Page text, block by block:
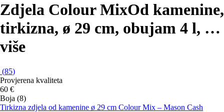
Zdjela Colour MixOd kamenine,
tirkizna, ø 29 cm, obujam 4 l, …
više
(85)
Provjerena kvaliteta
60 €
Boja (8)
Tirkizna zdjela od kamenine ø 29 cm Colour Mix – Mason Cash